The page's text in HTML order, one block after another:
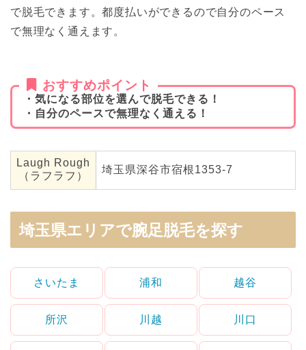
で脱毛できます。都度払いができるので自分のペース
で無理なく通えます。
おすすめポイント
・気になる部位を選んで脱毛できる！
・自分のペースで無理なく通える！
Laugh Rough
（ラフラフ）
埼玉県深谷市宿根1353‐7
埼玉県エリアで腕足脱毛を探す
さいたま 浦和 越谷
所沢 川越 川口